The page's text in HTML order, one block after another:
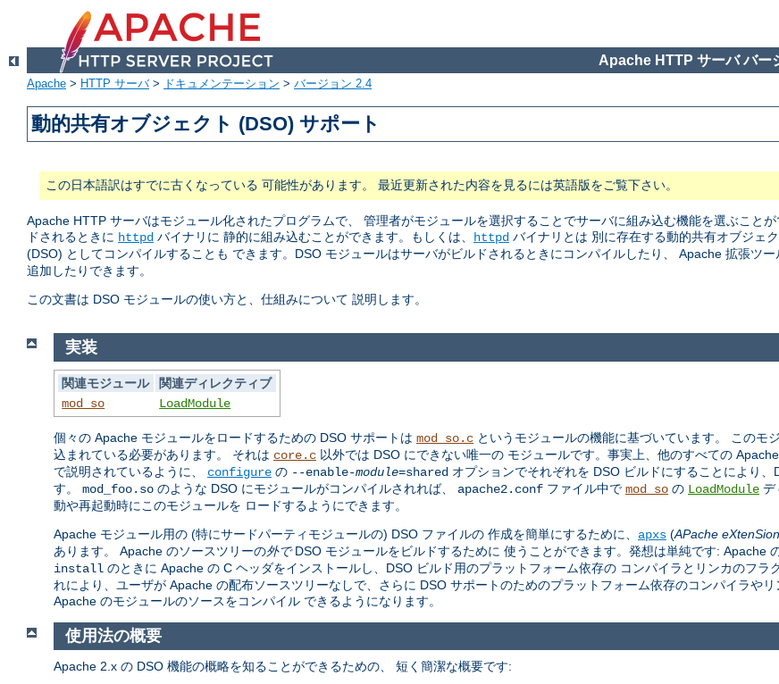
Apache HTTP サーバ バー
Apache > HTTP サーバ> ドキュメンテーション > バージョン 2.4
動的共有オブジェクト (DSO) サポート
この日本語訳はすでに古くなっている 可能性があります。 最近更新された内容を見るには英語版をご覧下さい。
Apache HTTP サーバはモジュール化されたプログラムで、 管理者がモジュールを選択することでサーバに組み込む機能を選ぶこと
ドされるときに httpd バイナリに 静的に組み込むことができます。もしくは、 httpd バイナリとは 別に存在する動的共有オブジェ
(DSO) としてコンパイルすることも できます。DSO モジュールはサーバがビルドされるときにコンパイルしたり、 Apache 拡張ツー
追加したりできます。
この文書は DSO モジュールの使い方と、仕組みについて 説明します。
実装
関連モジュール
関連ディレクティブ
mod_so
LoadModule
個々の Apache モジュールをロードするための DSO サポートは mod_so.c というモジュールの機能に基づいています。 このモ
込まれている必要があります。 それは core.c 以外では DSO にできない唯一の モジュールです。事実上、他のすべての
で説明されているように、 configure の --enable-module=shared オプションでそれぞれを DSO ビルドにすることにより
す。 mod_foo.so のような DSO にモジュールがコンパイルされれば、 apache2.conf ファイル中で mod_so の LoadModule デ
動や再起動時にこのモジュールを ロードするようにできます。
Apache モジュール用の (特にサードパーティモジュールの) DSO ファイルの 作成を簡単にするために、 apxs (APache eXtenSion
あります。 Apache のソースツリーの外でDSO モジュールをビルドするために 使うことができます。発想は単純です: Apache
install のときに Apache の C ヘッダをインストールし、DSO ビルド用のプラットフォーム依存の コンパイラとリンカのフラ
れにより、ユーザが Apache の配布ソースツリーなしで、さらに DSO サポートのためのプラットフォーム依存のコンパイラやリ
Apache のモジュールのソースをコンパイル できるようになります。
使用法の概要
Apache 2.x の DSO 機能の概略を知ることができるための、 短く簡潔な概要です: